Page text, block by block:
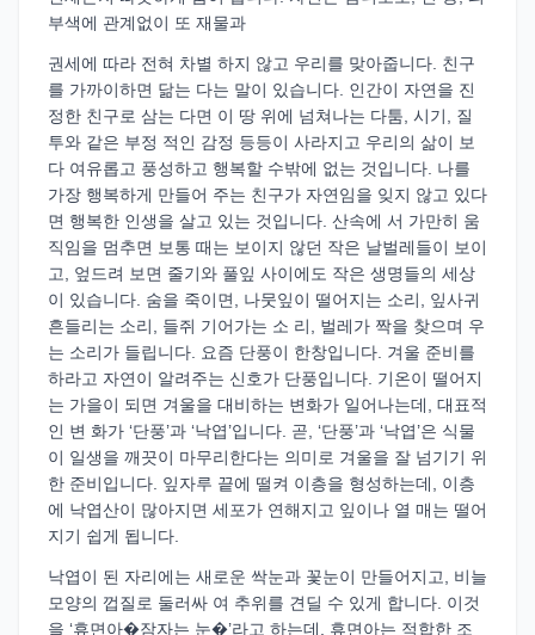
부색에 관계없이 또 재물과
권세에 따라 전혀 차별 하지 않고 우리를 맞아줍니다. 친구
를 가까이하면 닮는 다는 말이 있습니다. 인간이 자연을 진
정한 친구로 삼는 다면 이 땅 위에 넘쳐나는 다툼, 시기, 질
투와 같은 부정 적인 감정 등등이 사라지고 우리의 삶이 보
다 여유롭고 풍성하고 행복할 수밖에 없는 것입니다. 나를
가장 행복하게 만들어 주는 친구가 자연임을 잊지 않고 있다
면 행복한 인생을 살고 있는 것입니다. 산속에 서 가만히 움
직임을 멈추면 보통 때는 보이지 않던 작은 날벌레들이 보이
고, 엎드려 보면 줄기와 풀잎 사이에도 작은 생명들의 세상
이 있습니다. 숨을 죽이면, 나뭇잎이 떨어지는 소리, 잎사귀
흔들리는 소리, 들쥐 기어가는 소 리, 벌레가 짝을 찾으며 우
는 소리가 들립니다. 요즘 단풍이 한창입니다. 겨울 준비를
하라고 자연이 알려주는 신호가 단풍입니다. 기온이 떨어지
는 가을이 되면 겨울을 대비하는 변화가 일어나는데, 대표적
인 변 화가 ‘단풍’과 ‘낙엽’입니다. 곧, ‘단풍’과 ‘낙엽’은 식물
이 일생을 깨끗이 마무리한다는 의미로 겨울을 잘 넘기기 위
한 준비입니다. 잎자루 끝에 떨켜 이층을 형성하는데, 이층
에 낙엽산이 많아지면 세포가 연해지고 잎이나 열 매는 떨어
지기 쉽게 됩니다.
낙엽이 된 자리에는 새로운 싹눈과 꽃눈이 만들어지고, 비늘
모양의 껍질로 둘러싸 여 추위를 견딜 수 있게 합니다. 이것
을 ‘휴면아�잠자는 눈�’라고 하는데, 휴면아는 적합한 조